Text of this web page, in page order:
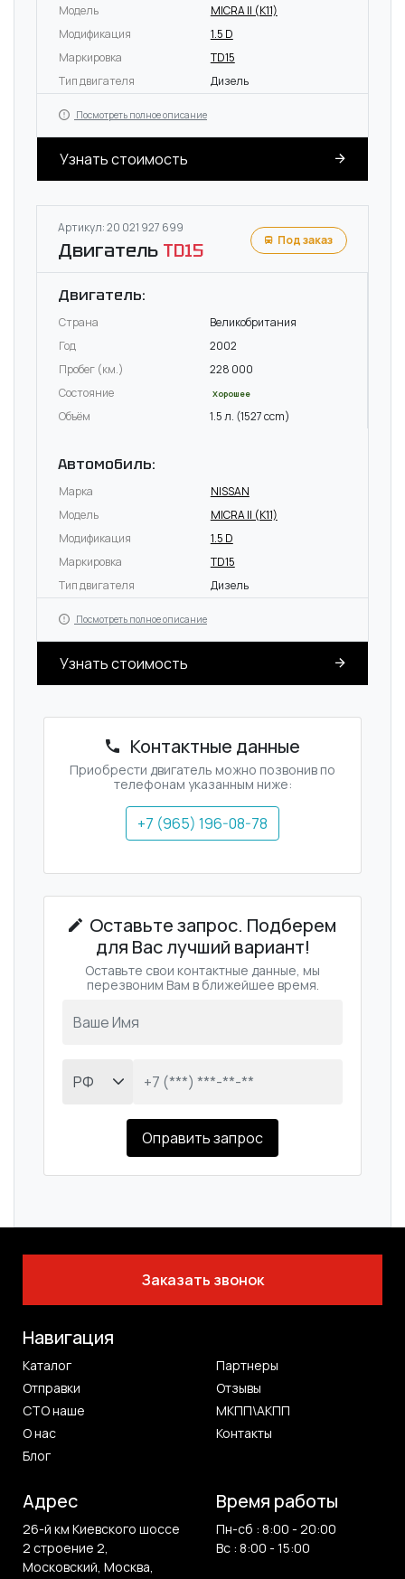
Модель
MICRA II (K11)
Модификация
1.5 D
Маркировка
TD15
Тип двигателя
Дизель
Посмотреть полное описание
Узнать стоимость
Артикул: 20 021 927 699
Двигатель TD15 Под заказ
Двигатель:
Страна
Великобритания
Год
2002
Пробег (км.)
228 000
Состояние
Хорошее
Объём 1.5 л. (1527 ccm)
Автомобиль:
Марка
NISSAN
Модель
MICRA II (K11)
Модификация
1.5 D
Маркировка
TD15
Тип двигателя
Дизель
Посмотреть полное описание
Узнать стоимость
Контактные данные
Приобрести двигатель можно позвонив по
телефонам указанным ниже:
+7 (965) 196-08-78
Оставьте запрос. Подберем
для Вас лучший вариант!
Оставьте свои контактные данные, мы
перезвоним Вам в ближейшее время.
Оправить запрос
Заказать звонок
Навигация
Каталог
Партнеры
Отправки
Отзывы
СТО наше
МКПП\АКПП
О нас
Контакты
Блог
Адрес
26-й км Киевского шоссе
2 строение 2,
Московский, Москва,
Время работы
Пн-сб : 8:00 - 20:00
Вс : 8:00 - 15:00